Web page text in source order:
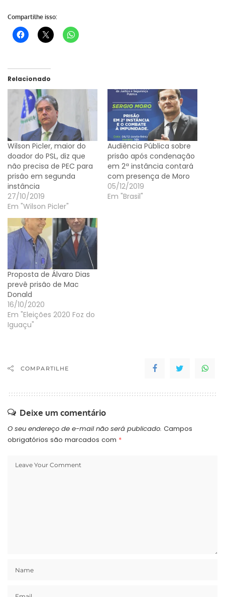
Compartilhe isso:
Relacionado
Wilson Picler, maior do
doador do PSL, diz que
não precisa de PEC para
prisão em segunda
instância
27/10/2019
Em "Wilson Picler"
Audiência Pública sobre
prisão após condenação
em 2ª instância contará
com presença de Moro
05/12/2019
Em "Brasil"
Proposta de Álvaro Dias
prevê prisão de Mac
Donald
16/10/2020
Em "Eleições 2020 Foz do
Iguaçu"
COMPARTILHE
Deixe um comentário
O seu endereço de e-mail não será publicado. Campos
obrigatórios são marcados com *